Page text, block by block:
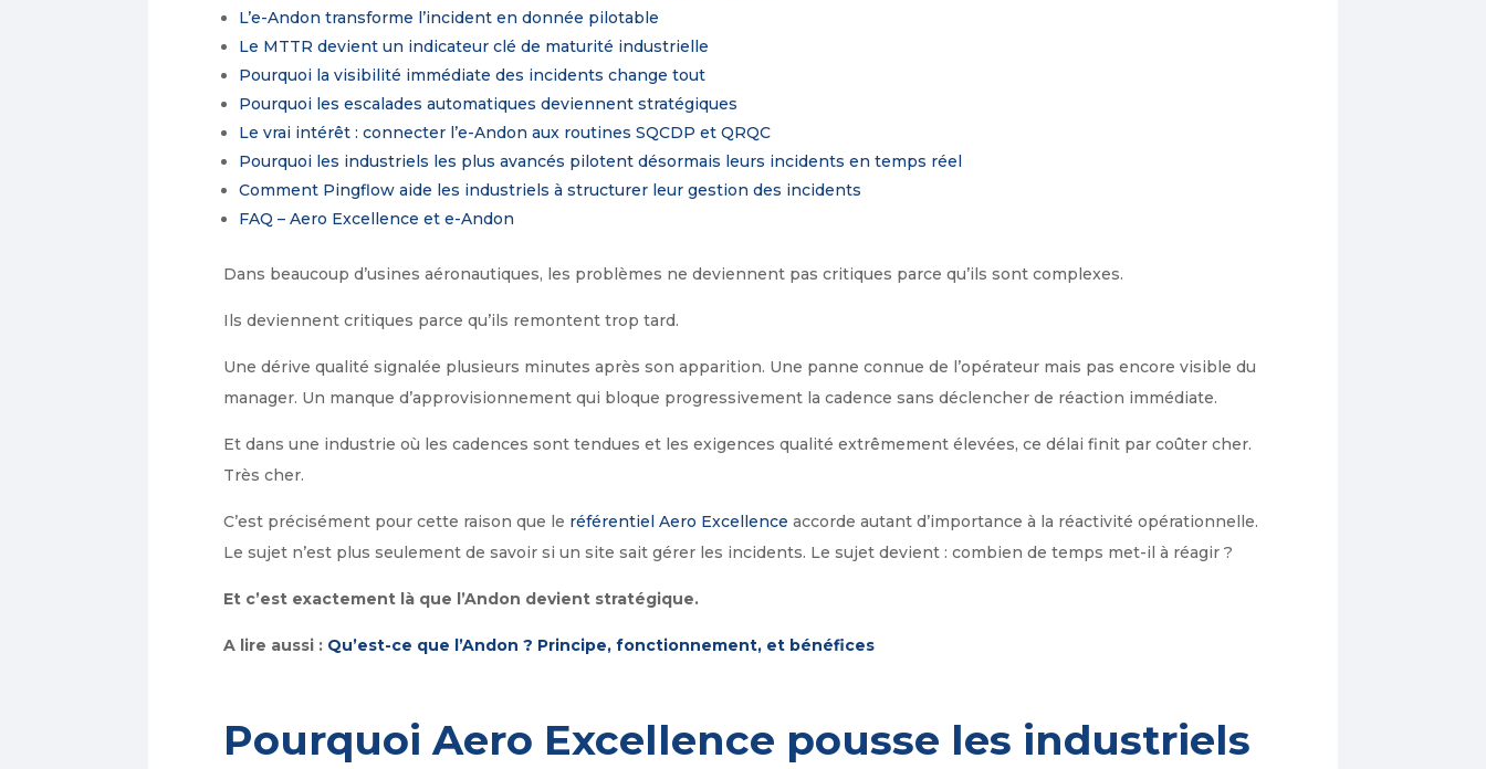
L’e-Andon transforme l’incident en donnée pilotable
Le MTTR devient un indicateur clé de maturité industrielle
Pourquoi la visibilité immédiate des incidents change tout
Pourquoi les escalades automatiques deviennent stratégiques
Le vrai intérêt : connecter l’e-Andon aux routines SQCDP et QRQC
Pourquoi les industriels les plus avancés pilotent désormais leurs incidents en temps réel
Comment Pingflow aide les industriels à structurer leur gestion des incidents
FAQ – Aero Excellence et e-Andon
Dans beaucoup d’usines aéronautiques, les problèmes ne deviennent pas critiques parce qu’ils sont complexes.
Ils deviennent critiques parce qu’ils remontent trop tard.
Une dérive qualité signalée plusieurs minutes après son apparition. Une panne connue de l’opérateur mais pas encore visible du
manager. Un manque d’approvisionnement qui bloque progressivement la cadence sans déclencher de réaction immédiate.
Et dans une industrie où les cadences sont tendues et les exigences qualité extrêmement élevées, ce délai finit par coûter cher.
Très cher.
C’est précisément pour cette raison que le référentiel Aero Excellence accorde autant d’importance à la réactivité opérationnelle.
Le sujet n’est plus seulement de savoir si un site sait gérer les incidents. Le sujet devient : combien de temps met-il à réagir ?
Et c’est exactement là que l’Andon devient stratégique.
A lire aussi : Qu’est-ce que l’Andon ? Principe, fonctionnement, et bénéfices
Pourquoi Aero Excellence pousse les industriels